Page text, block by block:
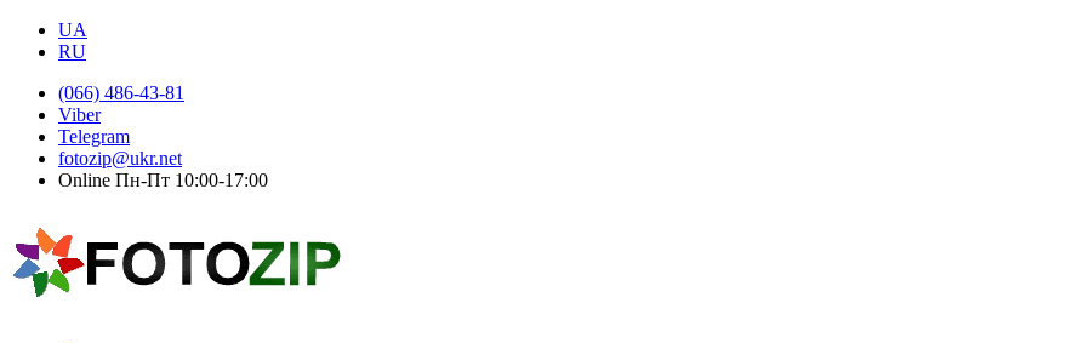
UA
RU
(066) 486-43-81
Viber
Telegram
fotozip@ukr.net
Online Пн-Пт 10:00-17:00